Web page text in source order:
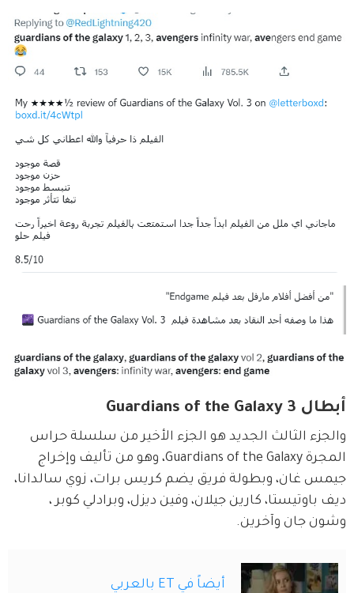
أبطال Guardians of the Galaxy 3
والجزء الثالث الجديد هو الجزء الأخير من سلسلة حراس
المجرة Guardians of the Galaxy، وهو من تأليف وإخراج
جيمس غان، وبطولة فريق يضم كريس برات، زوي سالدانا،
ديف باوتيستا، كارين جيلان، وفين ديزل، وبرادلي كوبر ،
وشون جان وآخرين.
أيضاً في ET بالعربي